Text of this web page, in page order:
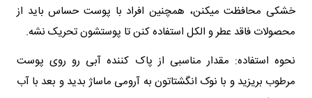
خشکی محافظت میکنن، همچنین افراد با پوست حساس باید از
محصولات فاقد عطر و الکل استفاده کنن تا پوستشون تحریک نشه.
نحوه استفاده: مقدار مناسبی از پاک‌ کننده آبی رو روی پوست
مرطوب بریزید و با نوک انگشتاتون به آرومی ماساژ بدید و بعد با آب